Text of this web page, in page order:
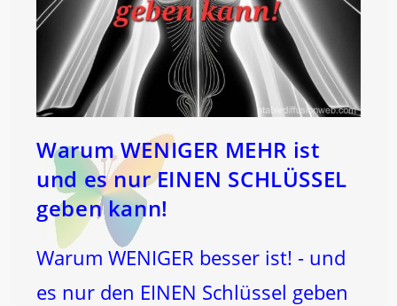
Warum WENIGER MEHR ist
und es nur EINEN SCHLÜSSEL
geben kann!
Warum WENIGER besser ist! - und
es nur den EINEN Schlüssel geben